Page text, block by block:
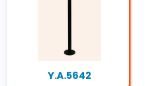
Y.A.5642